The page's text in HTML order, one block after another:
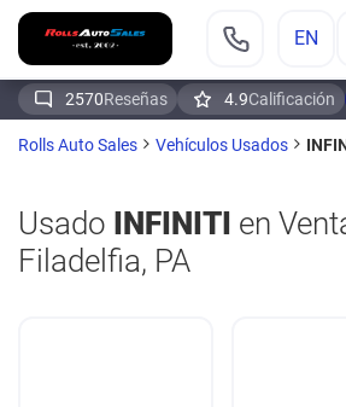
EN
2570Reseñas 4.9Calificación
Rolls Auto Sales
Vehículos Usados
Usado INFINITI en
Filadelfia, PA